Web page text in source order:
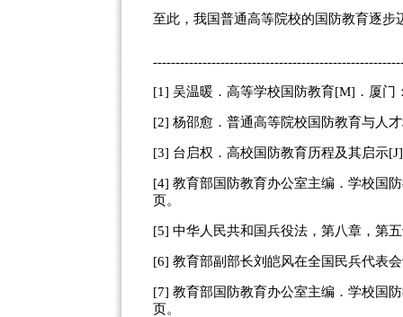
至此，我国普通高等院校的国防教育逐步
[1] 吴温暖．高等学校国防教育[M]．厦门
[2] 杨邵愈．普通高等院校国防教育与人
[3] 台启权．高校国防教育历程及其启示
[4] 教育部国防教育办公室主编．学校国
页。
[5] 中华人民共和国兵役法，第八章，第
[6] 教育部副部长刘皑风在全国民兵代表
[7] 教育部国防教育办公室主编．学校国
页。